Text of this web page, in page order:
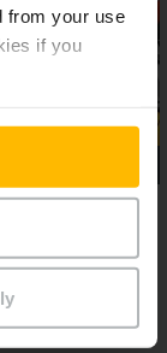
from your use
if you